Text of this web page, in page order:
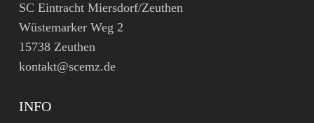
SC Eintracht Miersdorf/Zeuthen
Wüstemarker Weg 2
15738 Zeuthen
kontakt@scemz.de
INFO